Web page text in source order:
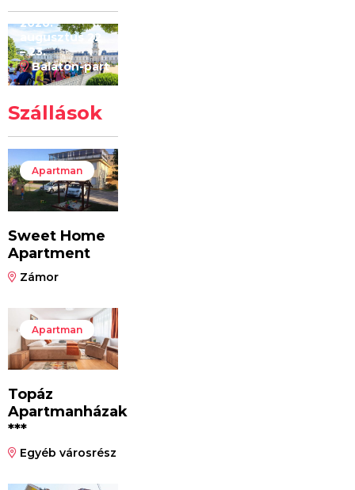
2026.
augusztus 22
– 23.
Balaton-part
Szállások
Apartman
Sweet Home
Apartment
Zámor
Apartman
Topáz
Apartmanházak
***
Egyéb városrész